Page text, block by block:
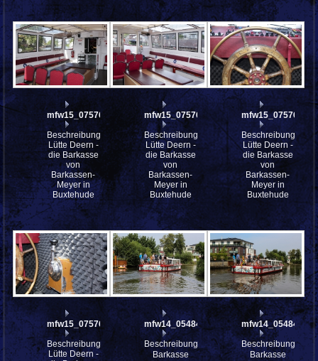
mfw15_075767
Beschreibung:
Lütte Deern -
die Barkasse
von
Barkassen-
Meyer in
Buxtehude
mfw15_075766
Beschreibung:
Lütte Deern -
die Barkasse
von
Barkassen-
Meyer in
Buxtehude
mfw15_075765
Beschreibung:
Lütte Deern -
die Barkasse
von
Barkassen-
Meyer in
Buxtehude
mfw15_075764
Beschreibung:
Lütte Deern -
mfw14_054845
Beschreibung:
Barkasse
mfw14_054842
Beschreibung:
Barkasse